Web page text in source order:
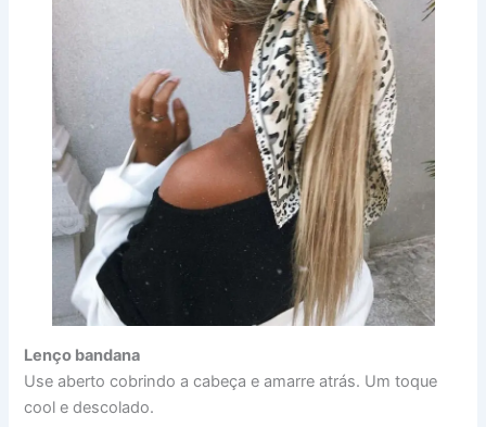
Lenço bandana
Use aberto cobrindo a cabeça e amarre atrás. Um toque
cool e descolado.